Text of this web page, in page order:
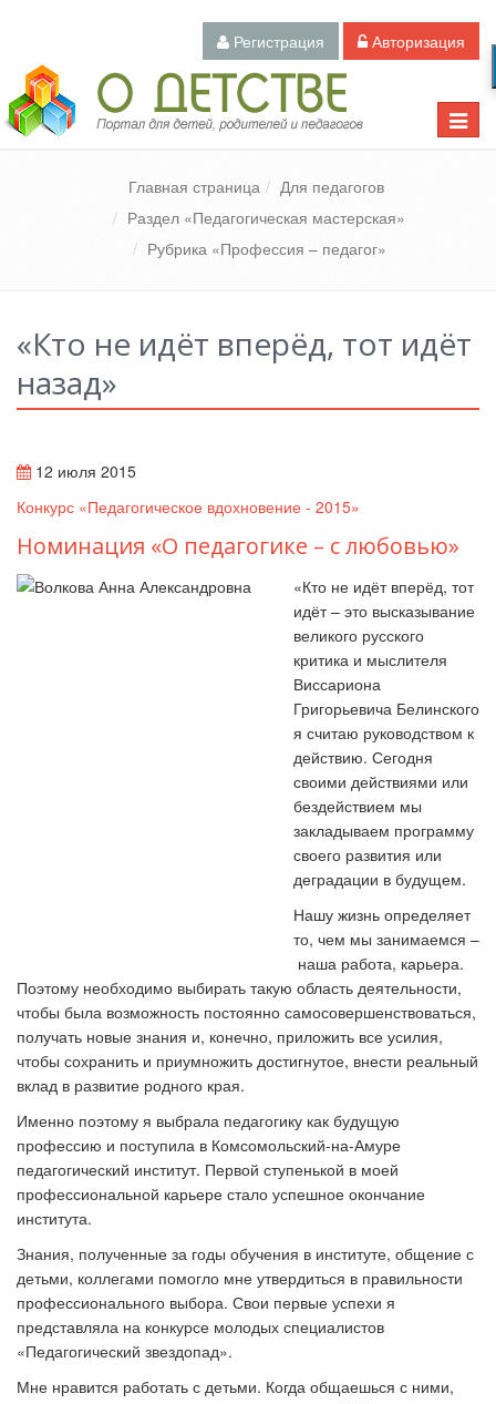
Регистрация Авторизация
Toggle
Педагогический портал «О детстве»
Главная страница
Для педагогов
Раздел «Педагогическая мастерская»
Рубрика «Профессия – педагог»
«Кто не идёт вперёд, тот идёт
назад»
12 июля 2015
Конкурс «Педагогическое вдохновение - 2015»
Номинация «О педагогике – с любовью»
«Кто не идёт вперёд, тот
идёт– это высказывание
великого русского
критика и мыслителя
Виссариона
Григорьевича Белинского
я считаю руководством к
действию. Сегодня
своими действиями или
бездействием мы
закладываем программу
своего развития или
деградации в будущем.
Нашу жизнь определяет
то, чем мы занимаемся –
наша работа, карьера.
Поэтому необходимо выбирать такую область деятельности,
чтобы была возможность постоянно самосовершенствоваться,
получать новые знания и, конечно, приложить все усилия,
чтобы сохранить и приумножить достигнутое, внести реальный
вклад в развитие родного края.
Именно поэтому я выбрала педагогику как будущую
профессию и поступила в Комсомольский-на-Амуре
педагогический институт. Первой ступенькой в моей
профессиональной карьере стало успешное окончание
института.
Знания, полученные за годы обучения в институте, общение с
детьми, коллегами помогло мне утвердиться в правильности
профессионального выбора. Свои первые успехи я
представляла на конкурсе молодых специалистов
«Педагогический звездопад».
Мне нравится работать с детьми. Когда общаешься с ними,